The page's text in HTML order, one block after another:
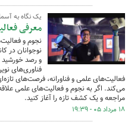
یک نگاه به
معرفی
نجوم و
نوجوانان در
و رصد خورشید
فناوری‌های
فعالیت‌های علمی و فناورانه، فرصت‌های
می‌کند. اگر به نجوم و فعالیت‌های علمی
مراجعه و یک کشف تازه را آغاز کنید.
۱۸ مرداد ۰۵ - ۱۹:۳۹